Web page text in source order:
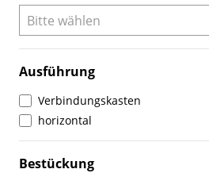
Ausführung
Verbindungskasten
horizontal
Bestückung